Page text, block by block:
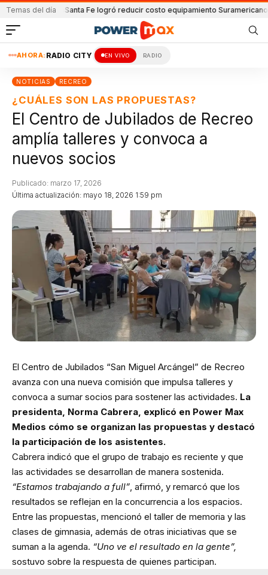
Temas del día
y LanúsSanta Fe logró reducir costo equipamiento Suramericanos
AHORA: RADIO CITY EN VIVO RADIO
NOTICIAS RECREO
¿CUÁLES SON LAS PROPUESTAS?
El Centro de Jubilados de Recreo
amplía talleres y convoca a
nuevos socios
Última actualización: mayo 18, 2026 1:59 pm
Publicado: marzo 17, 2026
El Centro de Jubilados “San Miguel Arcángel” de Recreo
avanza con una nueva comisión que impulsa talleres y
convoca a sumar socios para sostener las actividades. La
presidenta, Norma Cabrera, explicó en Power Max
Medios cómo se organizan las propuestas y destacó
la participación de los asistentes.
Cabrera indicó que el grupo de trabajo es reciente y que
las actividades se desarrollan de manera sostenida.
“Estamos trabajando a full”, afirmó, y remarcó que los
resultados se reflejan en la concurrencia a los espacios.
Entre las propuestas, mencionó el taller de memoria y las
clases de gimnasia, además de otras iniciativas que se
suman a la agenda. “Uno ve el resultado en la gente”,
sostuvo sobre la respuesta de quienes participan.